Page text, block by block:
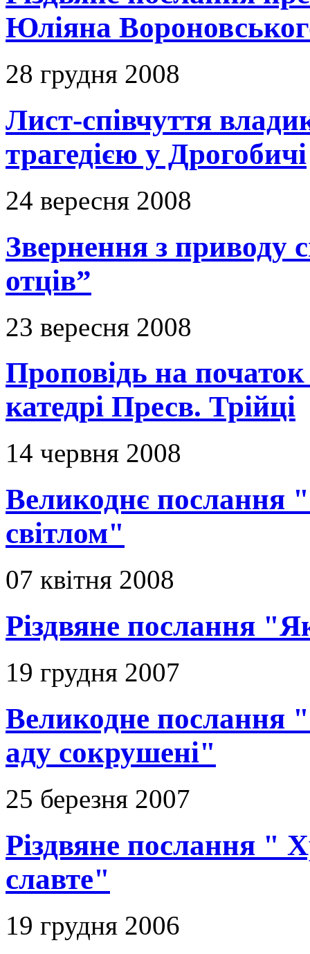
Юліяна
28 грудня 2008
Лист-співчуття
трагедією у Дрогобичі
24 вересня 2008
Звернення з приводу
отців”
23 вересня 2008
Проповідь на
катедрі Пресв. Трійці
14 червня 2008
Великоднє послання
світлом"
07 квітня 2008
Різдвяне послання
19 грудня 2007
Великодне послання
аду сокрушені"
25 березня 2007
Різдвяне послання "
славте"
19 грудня 2006